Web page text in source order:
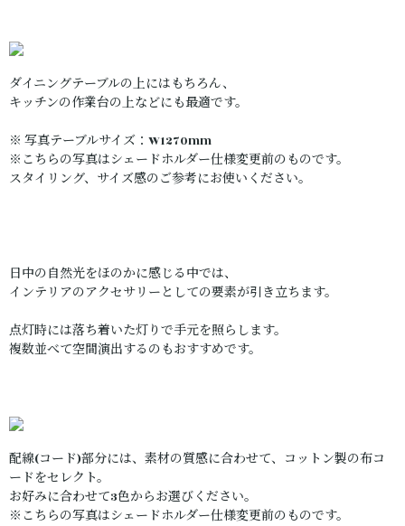
ダイニングテーブルの上にはもちろん、
キッチンの作業台の上などにも最適です。
※ 写真テーブルサイズ：W1270mm
※こちらの写真はシェードホルダー仕様変更前のものです。
スタイリング、サイズ感のご参考にお使いください。
日中の自然光をほのかに感じる中では、
インテリアのアクセサリーとしての要素が引き立ちます。
点灯時には落ち着いた灯りで手元を照らします。
複数並べて空間演出するのもおすすめです。
配線(コード)部分には、素材の質感に合わせて、コットン製の布コ
ードをセレクト。
お好みに合わせて3色からお選びください。
※こちらの写真はシェードホルダー仕様変更前のものです。